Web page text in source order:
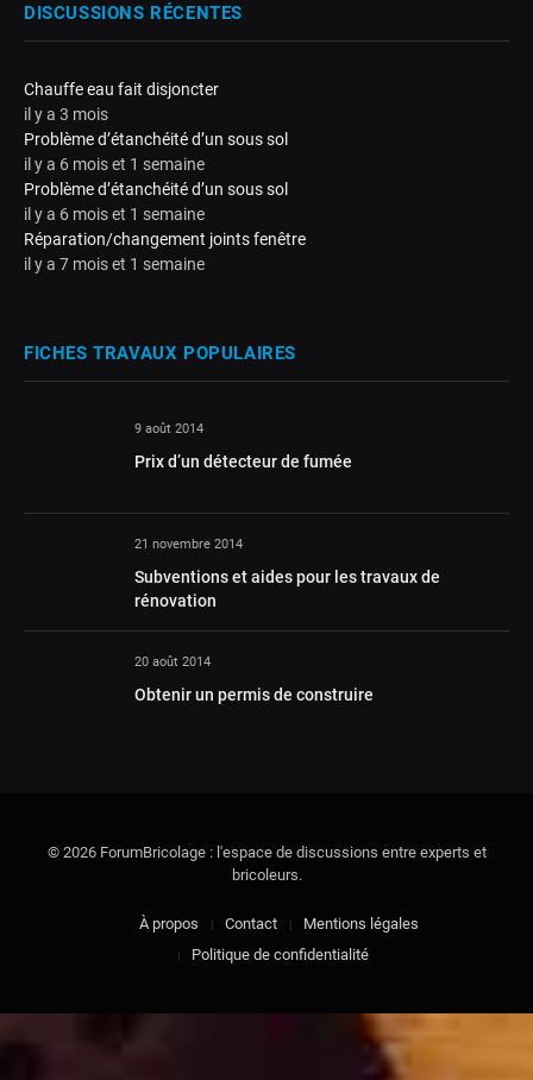
DISCUSSIONS RÉCENTES
Chauffe eau fait disjoncter
il y a 3 mois
Problème d’étanchéité d’un sous sol
il y a 6 mois et 1 semaine
Problème d’étanchéité d’un sous sol
il y a 6 mois et 1 semaine
Réparation/changement joints fenêtre
il y a 7 mois et 1 semaine
FICHES TRAVAUX POPULAIRES
9 août 2014
Prix d’un détecteur de fumée
21 novembre 2014
Subventions et aides pour les travaux de
rénovation
20 août 2014
Obtenir un permis de construire
© 2026 ForumBricolage : l'espace de discussions entre experts et
bricoleurs.
À propos Contact
Mentions légales
Politique de confidentialité